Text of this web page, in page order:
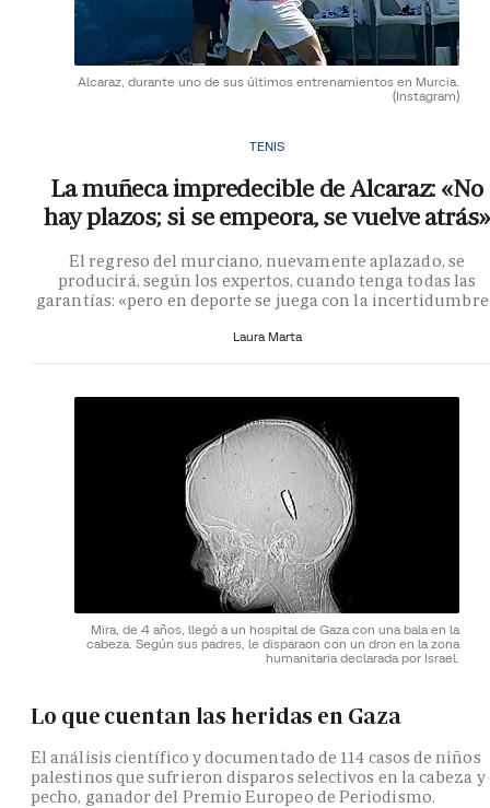
Alcaraz, durante uno de sus últimos entrenamientos en Murcia.
(Instagram)
TENIS
La muñeca impredecible de Alcaraz: «No
hay plazos; si se empeora, se vuelve atrás»
El regreso del murciano, nuevamente aplazado, se
producirá, según los expertos, cuando tenga todas las
garantías: «pero en deporte se juega con la
Laura Marta
Mira, de 4 años, llegó a un hospital de Gaza con una bala en la
cabeza. Según sus padres, le disparaon con un dron en la zona
humanitaria declarada por Israel.
Lo que cuentan las heridas en Gaza
El análisis científico y documentado de 114 casos de niños
palestinos que sufrieron disparos selectivos en la cabeza y
pecho, ganador del Premio Europeo de Periodismo.